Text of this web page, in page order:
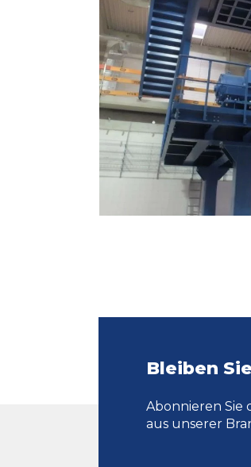
Bleiben
Abonnieren Sie
aus unserer